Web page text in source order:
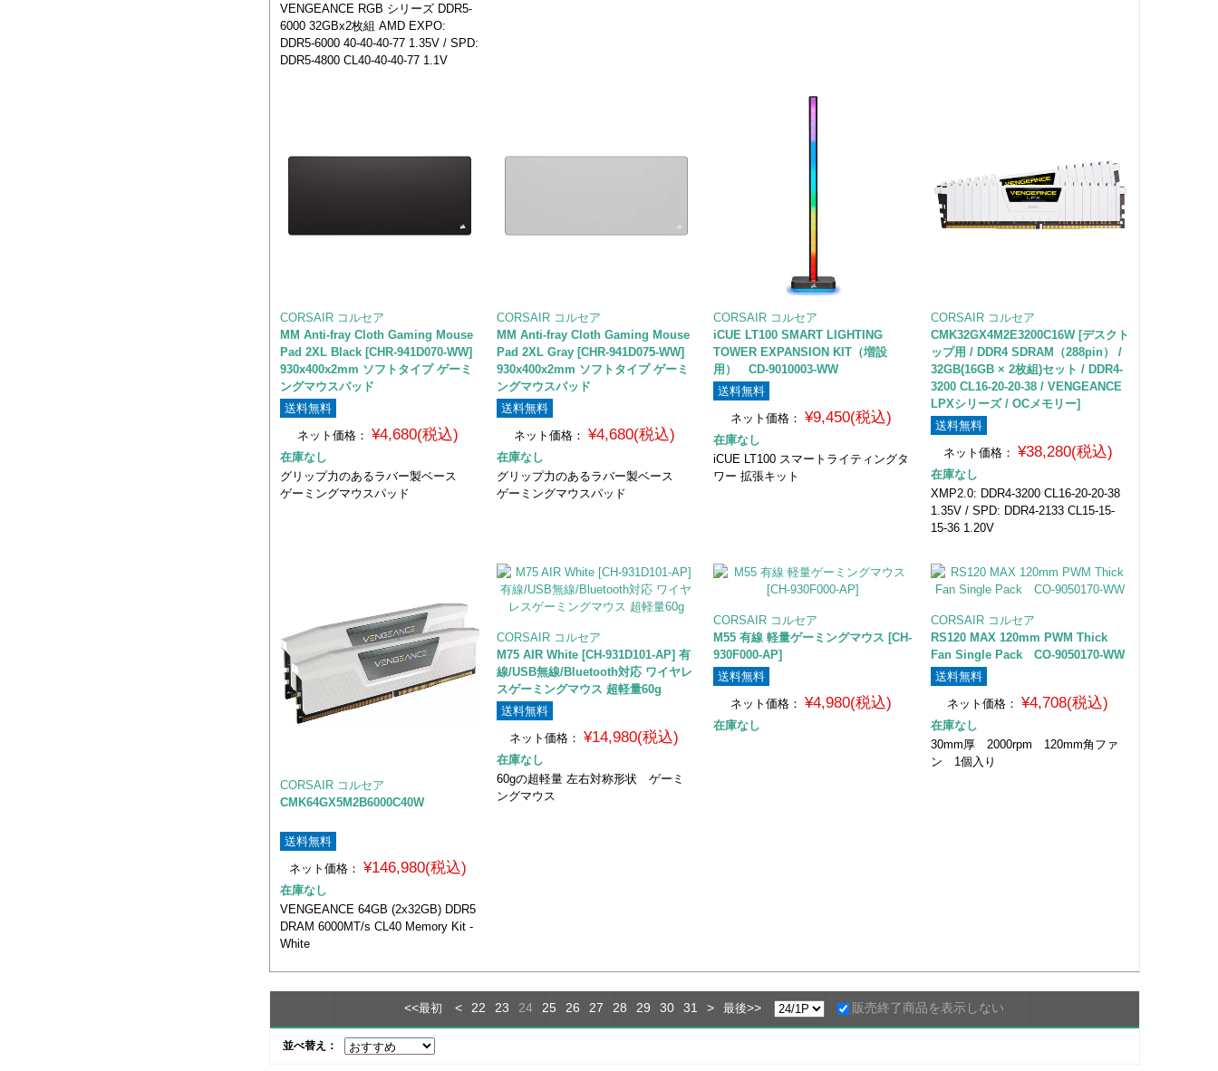
VENGEANCE RGB シリーズ DDR5-
6000 32GBx2枚組 AMD EXPO:
DDR5-6000 40-40-40-77 1.35V / SPD:
DDR5-4800 CL40-40-40-77 1.1V
CORSAIR コルセア
MM Anti-fray Cloth Gaming Mouse
Pad 2XL Black [CHR-941D070-WW]
930x400x2mm ソフトタイプ ゲーミ
ングマウスパッド
送料無料
ネット価格： ¥4,680(税込)
在庫なし
グリップ力のあるラバー製ベース
ゲーミングマウスパッド
CORSAIR コルセア
MM Anti-fray Cloth Gaming Mouse
Pad 2XL Gray [CHR-941D075-WW]
930x400x2mm ソフトタイプ ゲーミ
ングマウスパッド
送料無料
ネット価格： ¥4,680(税込)
在庫なし
グリップ力のあるラバー製ベース
ゲーミングマウスパッド
CORSAIR コルセア
iCUE LT100 SMART LIGHTING
TOWER EXPANSION KIT（増設
用） CD-9010003-WW
送料無料
ネット価格：
¥9,450(税込)
在庫なし
iCUE LT100 スマートライティングタ
ワー 拡張キット
CORSAIR コルセア
CMK32GX4M2E3200C16W [デスクト
ップ用 / DDR4 SDRAM（288pin） /
32GB(16GB × 2枚組)セット / DDR4-
3200 CL16-20-20-38 / VENGEANCE
LPXシリーズ / OCメモリー]
送料無料
ネット価格： ¥38,280(税込)
在庫なし
XMP2.0: DDR4-3200 CL16-20-20-38
1.35V / SPD: DDR4-2133 CL15-15-
15-36 1.20V
CORSAIR コルセア
CMK64GX5M2B6000C40W
送料無料
ネット価格： ¥146,980(税込)
在庫なし
VENGEANCE 64GB (2x32GB) DDR5
DRAM 6000MT/s CL40 Memory Kit -
White
CORSAIR コルセア
M75 AIR White [CH-931D101-AP] 有
線/USB無線/Bluetooth対応 ワイヤレ
スゲーミングマウス 超軽量60g
送料無料
ネット価格：
¥14,980(税込)
在庫なし
60gの超軽量 左右対称形状 ゲーミ
ングマウス
CORSAIR コルセア
M55 有線 軽量ゲーミングマウス [CH-
930F000-AP]
送料無料
ネット価格：
¥4,980(税込)
在庫なし
CORSAIR コルセア
RS120 MAX 120mm PWM Thick
Fan Single Pack CO-9050170-WW
送料無料
ネット価格：
¥4,708(税込)
在庫なし
30mm厚 2000rpm 120mm角ファ
ン 1個入り
<<最初 < 22 23 24 25 26 27 28 29 30 31 > 最後>> 販売終了商品を表示しない
並べ替え：